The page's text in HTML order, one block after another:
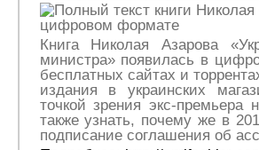
Книга Николая Азарова
министра» появилась в
бесплатных сайтах и
издания в украинских
точкой зрения экс-премьера
также узнать, почему же в
подписание соглашения об